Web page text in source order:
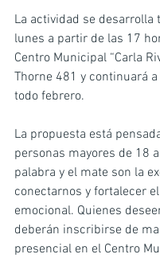
La actividad se desarrolla
lunes a partir de las 17
Centro Municipal “Carla
Thorne 481 y continuará
todo febrero.
La propuesta está
personas mayores de 18
palabra y el mate son la
conectarnos y fortalecer
emocional. Quienes
deberán inscribirse de
presencial en el Centro